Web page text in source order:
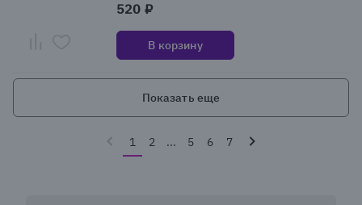
520 ₽
В корзину
Показать еще
1 2 ... 5 6 7